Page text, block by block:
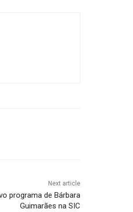
Next article
programa de Bárbara
Guimarães na SIC